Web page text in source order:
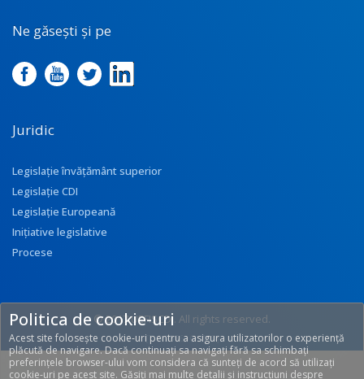
Ne găsești și pe
Juridic
Legislație învățământ superior
Legislație CDI
Legislație Europeană
Inițiative legislative
Procese
© 2017 UEFISCDI. All rights reserved.
[T: 0.2856, O: 113]
Politica de cookie-uri
Acest site folosește cookie-uri pentru a asigura utilizatorilor o experiență
plăcută de navigare. Dacă continuați sa navigați fără sa schimbați
preferințele browser-ului vom considera că sunteți de acord să utilizați
cookie-uri pe acest site. Găsiți mai multe detalii și instrucțiuni despre